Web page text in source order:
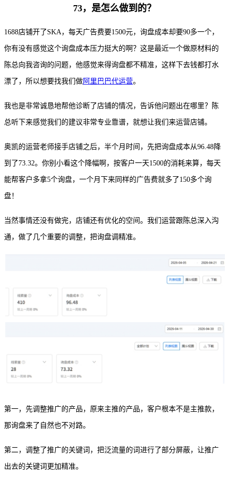
73，是怎么做到的？
1688店铺开了SKA，每天广告费要1500元，询盘成本却要90多一个，
你有没有感觉这个询盘成本压力挺大的啊？这是最近一个做原材料的
陈总向我咨询的问题，他感觉来得询盘都不精准，这样下去钱都打水
漂了，所以想要找我们做阿里巴巴代运营。
我也是非常诚恳地帮他诊断了店铺的情况，告诉他问题出在哪里？陈
总听下来感觉我们的建议非常专业靠谱，就想让我们来运营店铺。
奥凯的运营老师接手店铺之后，半个月时间，先把询盘成本从96.48降
到了73.32。你别小看这个降幅啊，按客户一天1500的消耗来算，每天
能帮客户多拿5个询盘，一个月下来同样的广告费就多了150多个询
盘！
当然事情还没有做完，店铺还有优化的空间。我们运营跟陈总深入沟
通，做了几个重要的调整，把询盘调精准。
第一，先调整推广的产品，原来主推的产品，客户根本不是主推款，
那询盘来了自然也不对路。
第二，调整了推广的关键词，把泛流量的词进行了部分屏蔽，让推广
出去的关键词更加精准。